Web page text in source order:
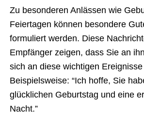
Zu besonderen Anlässen wie
Feiertagen können besondere
formuliert werden. Diese
Empfänger zeigen, dass Sie an
sich an diese wichtigen
Beispielsweise: “Ich hoffe, Sie
glücklichen Geburtstag und eine
Nacht.”